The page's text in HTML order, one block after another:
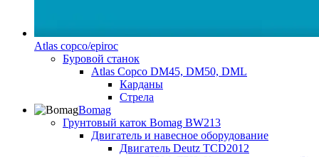
Atlas copco/epiroc
Буровой станок
Atlas Copco DM45, DM50, DML
Карданы
Стрела
Bomag
Грунтовый каток Bomag BW213
Двигатель и навесное оборудование
Двигатель Deutz TCD2012